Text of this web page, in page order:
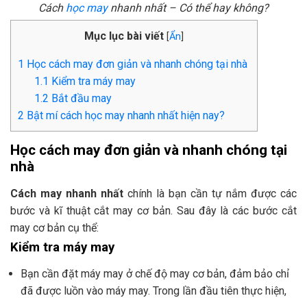
Cách học maynhanh nhất – Có thể hay không?
Mục lục bài viết [Ẩn
1 Học cách may đơn giản và nhanh chóng tại nhà
1.1 Kiểm tra máy may
1.2 Bắt đầu may
2 Bật mí cách học may nhanh nhất hiện nay?
Học cách may đơn giản và nhanh chóng tại
nhà
Cách may nhanh nhất chính là bạn cần tự nắm được các
bước và kĩ thuật cắt may cơ bản. Sau đây là các bước cắt
may cơ bản cụ thể:
Kiểm tra máy may
Bạn cần đặt máy may ở chế độ may cơ bản, đảm bảo chỉ
đã được luồn vào máy may. Trong lần đầu tiên thực hiện,